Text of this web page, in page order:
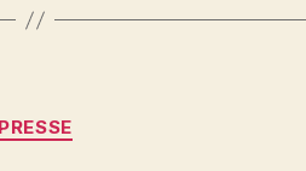
Algérois »
Catégories
PRESSE